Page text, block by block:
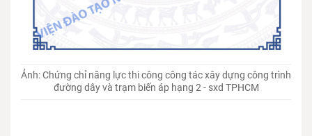
Ảnh: Chứng chỉ năng lực thi công công tác xây dựng công trình
đường dây và trạm biến áp hạng 2 - sxd TPHCM